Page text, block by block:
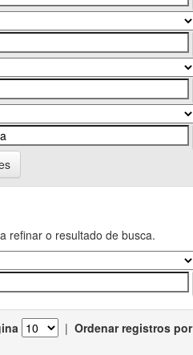
refinar o resultado de busca.
| Ordenar registros por